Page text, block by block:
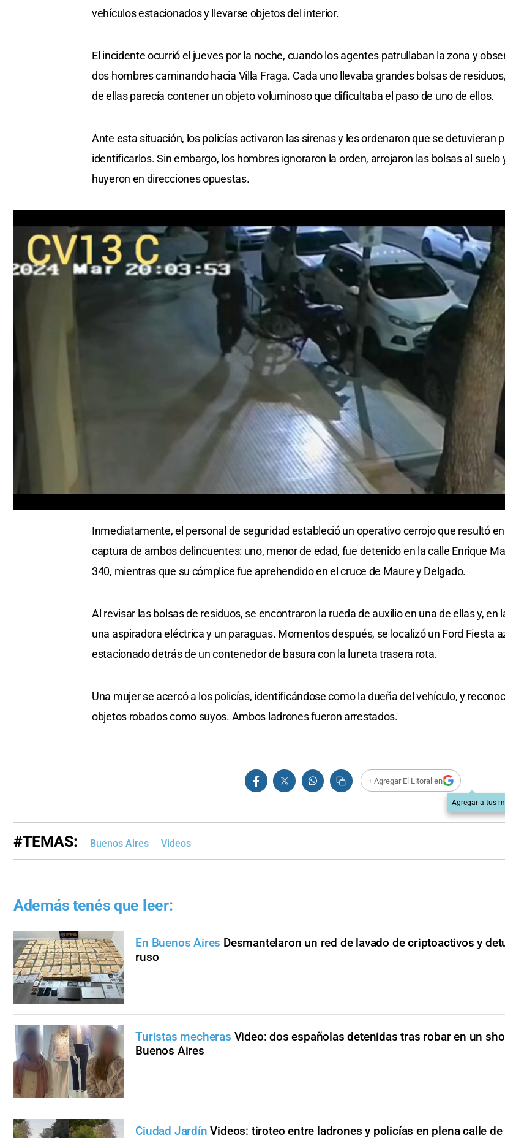
vehículos estacionados y llevarse objetos del interior.
El incidente ocurrió el jueves por la noche, cuando los agentes patrullaban la zona y
dos hombres caminando hacia Villa Fraga. Cada uno llevaba grandes bolsas de
de ellas parecía contener un objeto voluminoso que dificultaba el paso de uno de ellos.
Ante esta situación, los policías activaron las sirenas y les ordenaron que se detuvieran
identificarlos. Sin embargo, los hombres ignoraron la orden, arrojaron las bolsas al suelo
huyeron en direcciones opuestas.
Inmediatamente, el personal de seguridad estableció un operativo cerrojo que resultó
captura de ambos delincuentes: uno, menor de edad, fue detenido en la calle Enrique
340, mientras que su cómplice fue aprehendido en el cruce de Maure y Delgado.
Al revisar las bolsas de residuos, se encontraron la rueda de auxilio en una de ellas y, en
una aspiradora eléctrica y un paraguas. Momentos después, se localizó un Ford Fiesta
estacionado detrás de un contenedor de basura con la luneta trasera rota.
Una mujer se acercó a los policías, identificándose como la dueña del vehículo, y
objetos robados como suyos. Ambos ladrones fueron arrestados.
+ Agregar El Litoral en
Agregar a tus
#TEMAS: Buenos Aires Videos
Además tenés que leer:
En Buenos Aires Desmantelaron un red de lavado de criptoactivos y
ruso
Turistas mecheras Video: dos españolas detenidas tras robar en un
Buenos Aires
Ciudad Jardín Videos: tiroteo entre ladrones y policías en plena calle